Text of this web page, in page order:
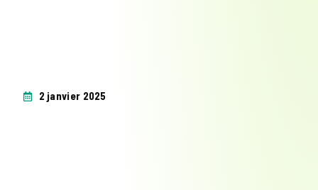
2 janvier 2025